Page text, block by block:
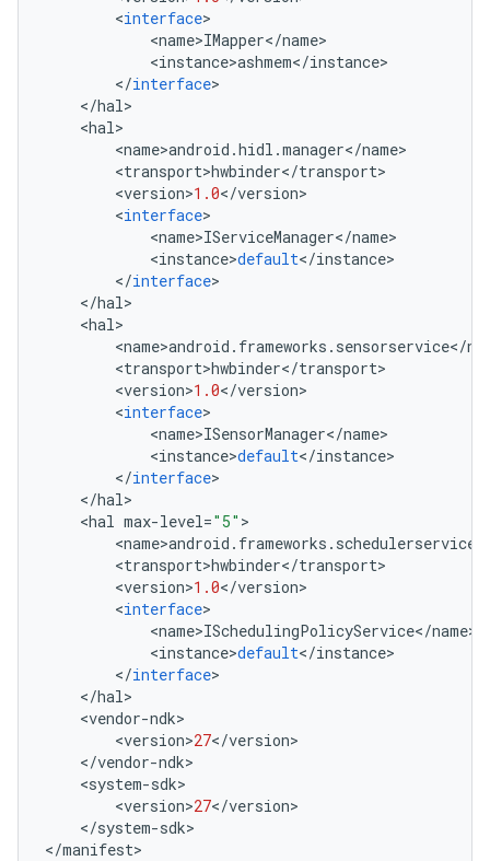
<interface>
<name>IMapper</name>
<instance>ashmem</instance>
</interface>
</hal>
<hal>
<name>android .hidl .manager</name>
<transport>hwbinder</transport>
<version>1.0</version>
<interface>
<name>IServiceManager</name>
<instance>default</instance>
</interface>
</hal>
<hal>
<name>android . frameworks . sensorservice</
<transport>hwbinder</transport>
<version>1.0</version>
<interface>
<name>ISensorManager</name>
<instance>default</instance>
</interface>
</hal>
<hal max-level="5" >
<name>android . frameworks . schedulerservice
<transport>hwbinder</transport>
<version>1.0</version>
<interface>
<name>ISchedulingPolicyService</name>
<instance>default</instance>
</interface>
</hal>
<vendor-ndk>
<version>27</version>
</vendor-ndk>
<system-sdk>
<version>27</version>
</system-sdk>
</manifest>